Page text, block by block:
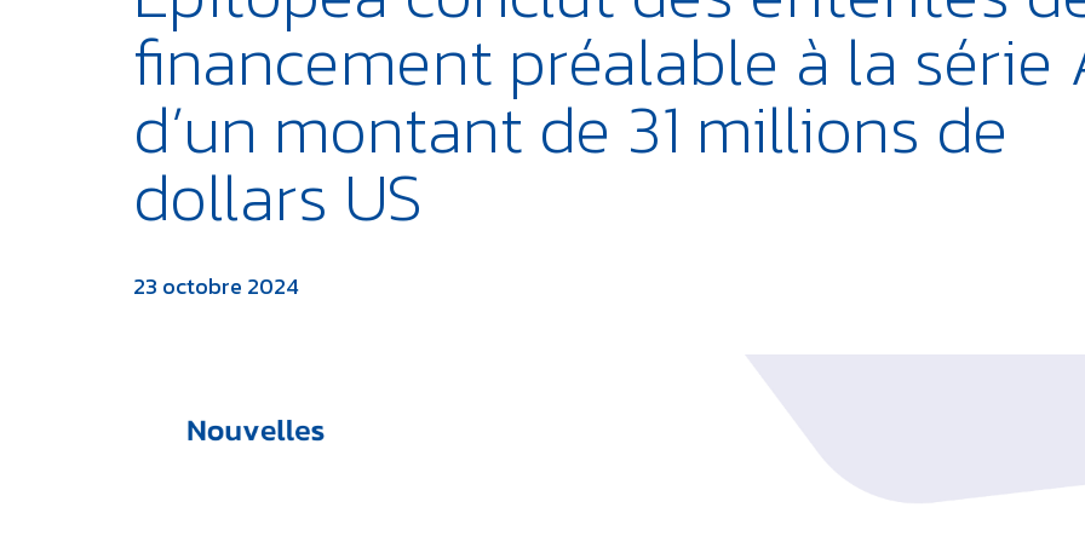
financement préalable à la série
d’un montant de 31 millions de
dollars US
23 octobre 2024